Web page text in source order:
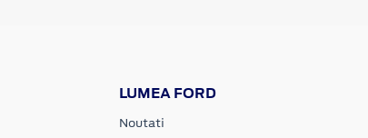
LUMEA FORD
Noutati